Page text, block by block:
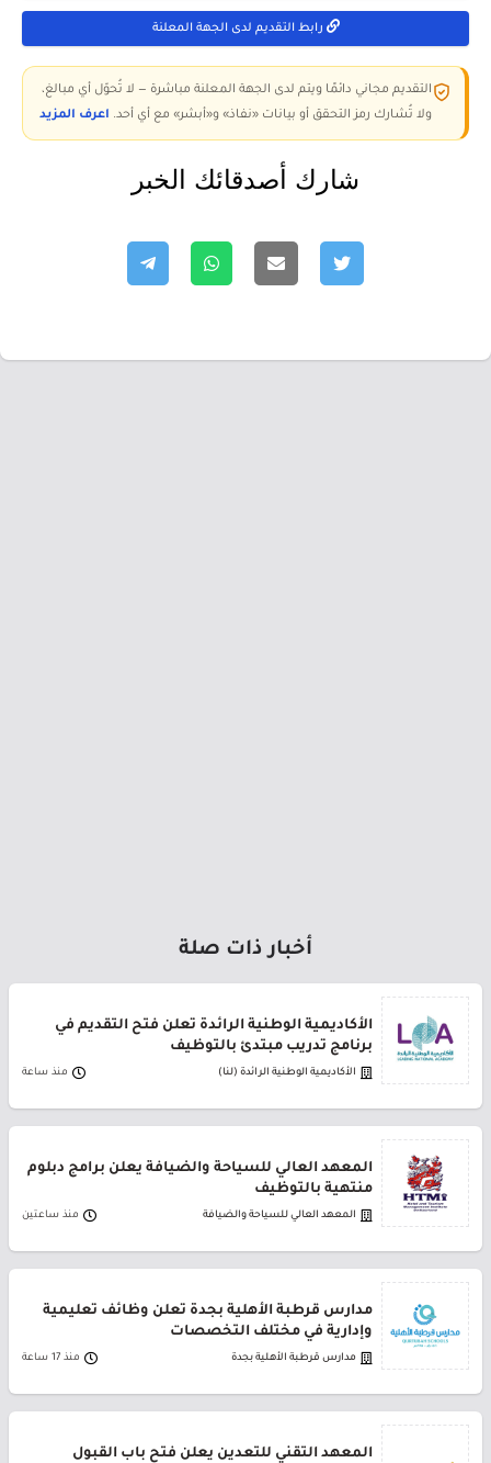
رابط التقديم لدى الجهة المعلنة
التقديم مجاني دائمًا ويتم لدى الجهة المعلنة مباشرة — لا تُحوّل أي مبالغ،
ولا تُشارك رمز التحقق أو بيانات «نفاذ» و«أبشر» مع أي أحد. اعرف المزيد
شارك أصدقائك الخبر
أخبار ذات صلة
الأكاديمية الوطنية الرائدة تعلن فتح التقديم في
برنامج تدريب مبتدئ بالتوظيف
الأكاديمية الوطنية الرائدة (لنا) منذ ساعة
المعهد العالي للسياحة والضيافة يعلن برامج دبلوم
منتهية بالتوظيف
المعهد العالي للسياحة والضيافة منذ ساعتين
مدارس قرطبة الأهلية بجدة تعلن وظائف تعليمية
وإدارية في مختلف التخصصات
مدارس قرطبة الأهلية بجدة منذ 17 ساعة
المعهد التقني للتعدين يعلن فتح باب القبول